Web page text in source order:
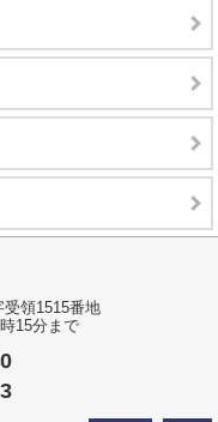
領1515番地
15分まで